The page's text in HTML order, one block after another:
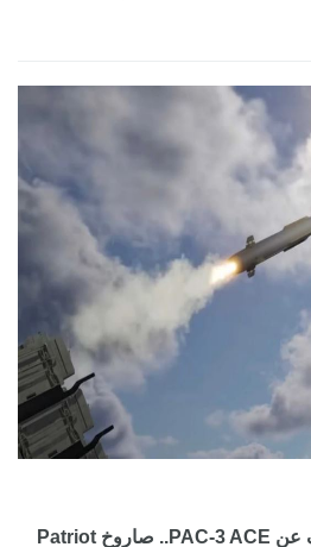
Lockheed Martin تكشف عن PAC-3 ACE.. صاروخ Patriot